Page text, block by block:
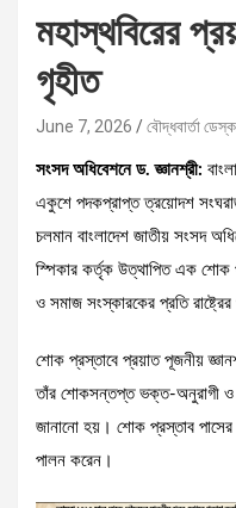
মহাস্থবিরের
গৃহীত
June 7, 2026 বৌদ্ধবার্তা
সংসদ অধিবেশনে ড. জ্ঞানশ্রী:
একুশে পদকপ্রাপ্ত ত্রয়োদশ
চলমান বাংলাদেশ জাতীয় সংসদ
স্পিকার কর্তৃক উত্থাপিত এক শোক
ও সমাজ সংস্কারকের প্রতি
শোক প্রস্তাবে প্রয়াত পূজনীয়
তাঁর শোকসন্তপ্ত ভক্ত-অনুরাগী ও
জানানো হয়। শোক প্রস্তাব পাসের
পালন করেন।